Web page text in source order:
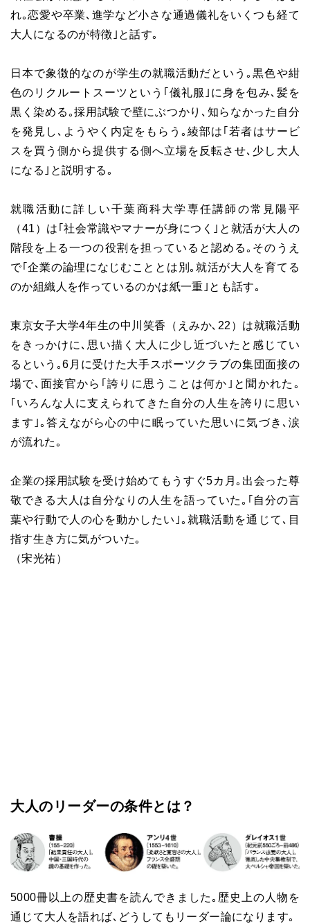
れ｡恋愛や卒業､進学など小さな通過儀礼をいくつも経て
大人になるのが特徴｣と話す｡
日本で象徴的なのが学生の就職活動だという｡黒色や紺
色のリクルートスーツという｢儀礼服｣に身を包み､髪を
黒く染める｡採用試験で壁にぶつかり､知らなかった自分
を発見し､ようやく内定をもらう｡綾部は｢若者はサービ
スを買う側から提供する側へ立場を反転させ､少し大人
になる｣と説明する｡
就職活動に詳しい千葉商科大学専任講師の常見陽平
（41）は｢社会常識やマナーが身につく｣と就活が大人の
階段を上る一つの役割を担っていると認める｡そのうえ
で｢企業の論理になじむこととは別｡就活が大人を育てる
のか組織人を作っているのかは紙一重｣とも話す｡
東京女子大学4年生の中川笑香（えみか､22）は就職活動
をきっかけに､思い描く大人に少し近づいたと感じてい
るという｡6月に受けた大手スポーツクラブの集団面接の
場で､面接官から｢誇りに思うことは何か｣と聞かれた｡
｢いろんな人に支えられてきた自分の人生を誇りに思い
ます｣｡答えながら心の中に眠っていた思いに気づき､涙
が流れた｡
企業の採用試験を受け始めてもうすぐ5カ月｡出会った尊
敬できる大人は自分なりの人生を語っていた｡｢自分の言
葉や行動で人の心を動かしたい｣｡就職活動を通じて､目
指す生き方に気がついた｡
（宋光祐）
大人のリーダーの条件とは？
5000冊以上の歴史書を読んできました｡歴史上の人物を
通じて大人を語れば､どうしてもリーダー論になります｡